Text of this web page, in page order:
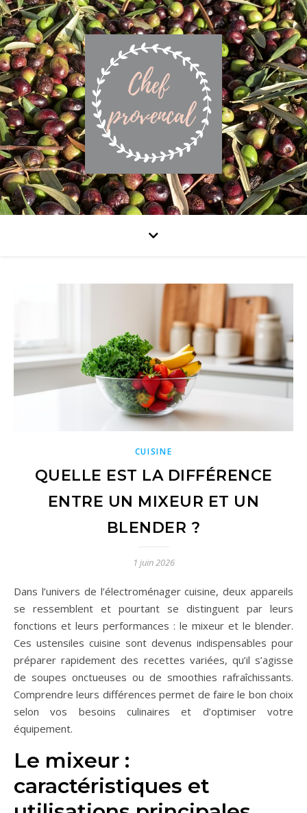
CUISINE
QUELLE EST LA DIFFÉRENCE
ENTRE UN MIXEUR ET UN
BLENDER ?
1 juin 2026
Dans l’univers de l’électroménager cuisine, deux appareils
se ressemblent et pourtant se distinguent par leurs
fonctions et leurs performances : le mixeur et le blender.
Ces ustensiles cuisine sont devenus indispensables pour
préparer rapidement des recettes variées, qu’il s’agisse
de soupes onctueuses ou de smoothies rafraîchissants.
Comprendre leurs différences permet de faire le bon choix
selon vos besoins culinaires et d’optimiser votre
équipement.
Le mixeur :
caractéristiques et